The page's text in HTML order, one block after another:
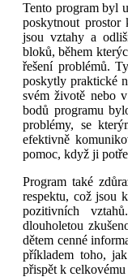
Tento program byl
poskytnout prostor
jsou vztahy a
bloků, během
řešení problémů.
poskytly praktické
svém životě nebo
bodů programu
problémy, se
efektivně
pomoc, když ji
Program také
respektu, což jsou
pozitivních
dlouholetou
dětem cenné
příkladem toho,
přispět k